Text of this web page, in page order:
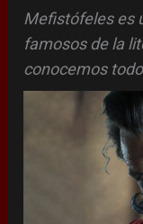
Mefistófeles es
famosos de la
conocemos